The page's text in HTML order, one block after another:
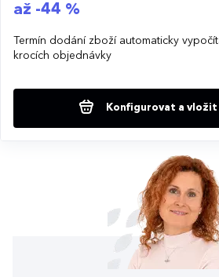
až -44 %
Termín dodání zboží automaticky
krocích objednávky
Konfigurovat a vložit